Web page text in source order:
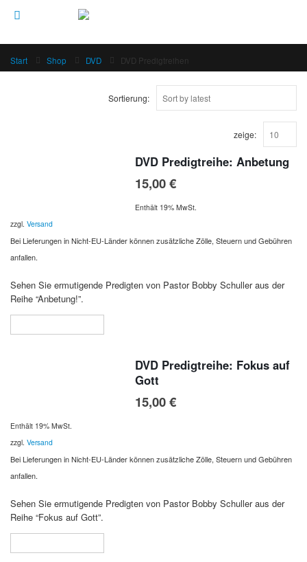
Start Shop DVD DVD Predigtreihen
Sortierung:
zeige:
DVD Predigtreihe: Anbetung
15,00€
Enthält 19% MwSt.
zzgl. Versand
Bei Lieferungen in Nicht-EU-Länder können zusätzliche Zölle, Steuern und Gebühren
anfallen.
Sehen Sie ermutigende Predigten von Pastor Bobby Schuller aus der
Reihe “Anbetung!”.
DVD Predigtreihe: Fokus auf
Gott
15,00€
Enthält 19% MwSt.
zzgl. Versand
Bei Lieferungen in Nicht-EU-Länder können zusätzliche Zölle, Steuern und Gebühren
anfallen.
Sehen Sie ermutigende Predigten von Pastor Bobby Schuller aus der
Reihe “Fokus auf Gott”.